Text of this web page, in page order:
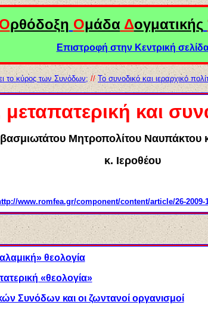
Ορθόδοξη ΟμάδαΔογματικής
Επιστροφή στην Κεντρική
το κύρος των Συνόδων; //Το συνοδικό και ιεραρχικό
και
Μητροπολίτου Ναυπάκτου
κ. Ιεροθέου
www.romfea.gr/component/content/article/26-2009-
θεολογία
«θεολογία»
Συνόδων και οι ζωντανοί οργανισμοί